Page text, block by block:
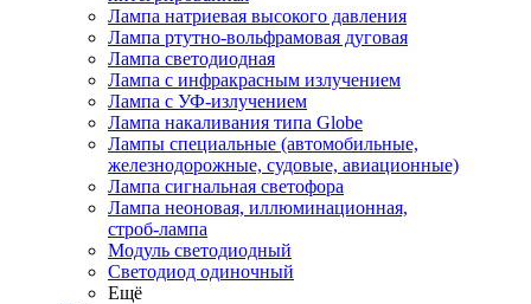
Лампа натриевая высокого давления
Лампа ртутно-вольфрамовая дуговая
Лампа светодиодная
Лампа с инфракрасным излучением
Лампа с УФ-излучением
Лампа накаливания типа Globe
Лампы специальные (автомобильные,
железнодорожные, судовые, авиационные)
Лампа сигнальная светофора
Лампа неоновая, иллюминационная,
строб-лампа
Модуль светодиодный
Светодиод одиночный
Ещё